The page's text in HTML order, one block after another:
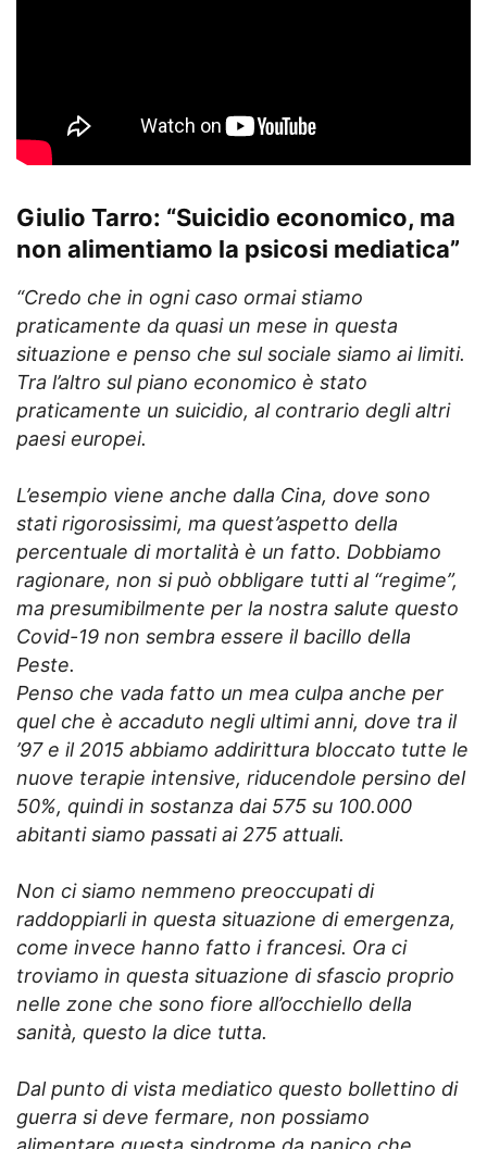
Giulio Tarro: “Suicidio economico, ma
non alimentiamo la psicosi mediatica”
“Credo che in ogni caso ormai stiamo
praticamente da quasi un mese in questa
situazione e penso che sul sociale siamo ai limiti.
Tra l’altro sul piano economico è stato
praticamente un suicidio, al contrario degli altri
paesi europei.
L’esempio viene anche dalla Cina, dove sono
stati rigorosissimi, ma quest’aspetto della
percentuale di mortalità è un fatto. Dobbiamo
ragionare, non si può obbligare tutti al “regime”,
ma presumibilmente per la nostra salute questo
Covid-19 non sembra essere il bacillo della
Peste.
Penso che vada fatto un mea culpa anche per
quel che è accaduto negli ultimi anni, dove tra il
’97 e il 2015 abbiamo addirittura bloccato tutte le
nuove terapie intensive, riducendole persino del
50%, quindi in sostanza dai 575 su 100.000
abitanti siamo passati ai 275 attuali.
Non ci siamo nemmeno preoccupati di
raddoppiarli in questa situazione di emergenza,
come invece hanno fatto i francesi. Ora ci
troviamo in questa situazione di sfascio proprio
nelle zone che sono fiore all’occhiello della
sanità, questo la dice tutta.
Dal punto di vista mediatico questo bollettino di
guerra si deve fermare, non possiamo